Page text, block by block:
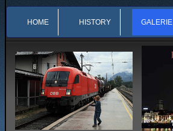
HOME HISTORY GALERIE